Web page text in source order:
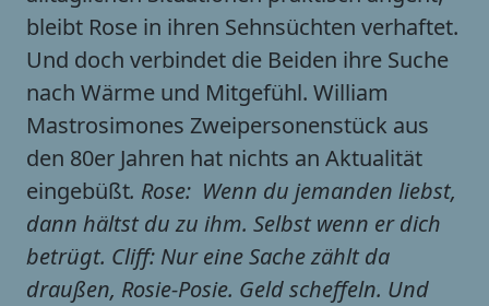
bleibt Rose in ihren Sehnsüchten verhaftet.
Und doch verbindet die Beiden ihre Suche
nach Wärme und Mitgefühl. William
Mastrosimones Zweipersonenstück aus
den 80er Jahren hat nichts an Aktualität
eingebüßt. Rose:  Wenn du jemanden liebst,
dann hältst du zu ihm. Selbst wenn er dich
betrügt. Cliff: Nur eine Sache zählt da
draußen, Rosie-Posie. Geld scheffeln. Und